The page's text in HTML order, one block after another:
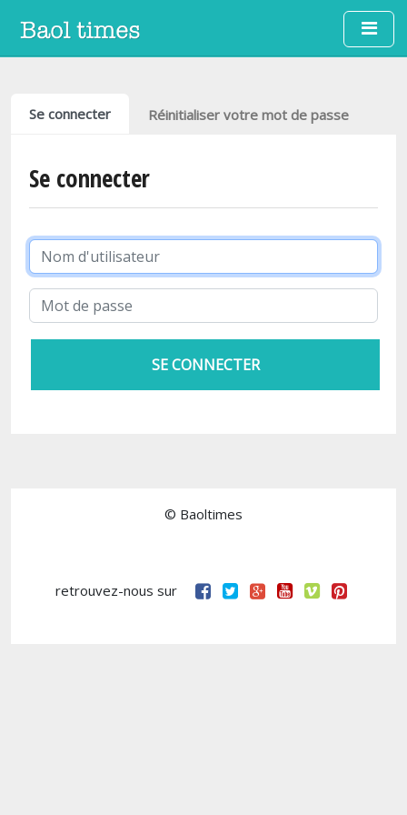
Aller au contenu principal
Onglets principaux
Se connecter Réinitialiser votre mot de passe
Se connecter
© Baoltimes
retrouvez-nous sur